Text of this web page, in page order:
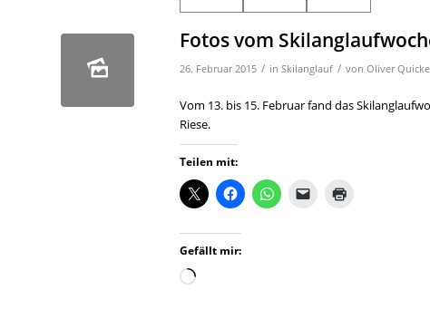
Fotos vom
26. Februar 2015 / in Skilanglauf / von Oliver
Vom 13. bis 15. Februar fand das
Riese.
Teilen mit:
Gefällt mir:
Wird